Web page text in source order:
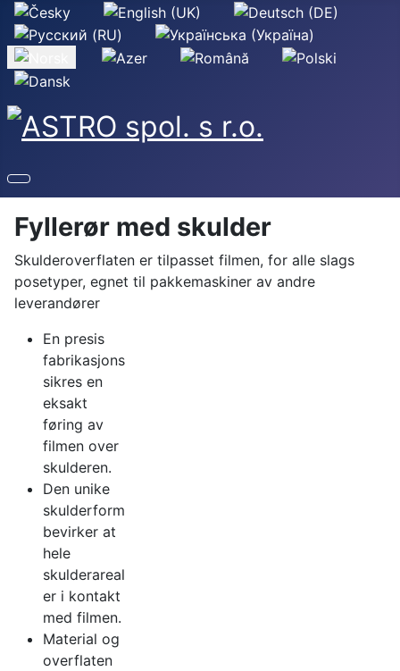
Velg ditt språk
Fyllerør med skulder
Skulderoverflaten er tilpasset filmen, for alle slags
posetyper, egnet til pakkemaskiner av andre
leverandører
En presis
fabrikasjonsmetode
sikres en
eksakt
føring av
filmen over
skulderen.
Den unike
skulderformen
bevirker at
hele
skulderarealet
er i kontakt
med filmen.
Material og
overflaten